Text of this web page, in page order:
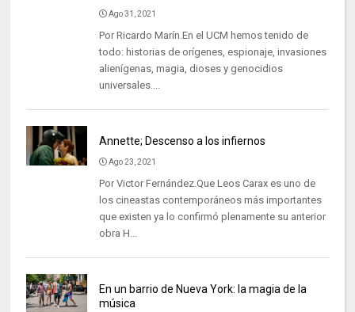
Ago 31, 2021
Por Ricardo Marín.En el UCM hemos tenido de
todo: historias de orígenes, espionaje, invasiones
alienígenas, magia, dioses y genocidios
universales....
Annette; Descenso a los infiernos
Ago 23, 2021
Por Victor Fernández.Que Leos Carax es uno de
los cineastas contemporáneos más importantes
que existen ya lo confirmó plenamente su anterior
obra H...
En un barrio de Nueva York: la magia de la
música